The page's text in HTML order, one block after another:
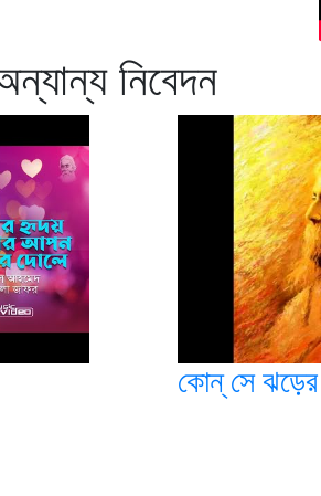
নিবেদন
কোন্‌ সে